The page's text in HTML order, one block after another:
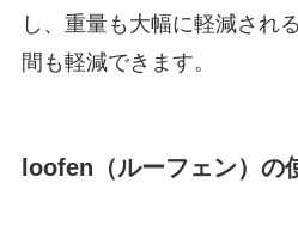
し、重量も大幅に軽減され
間も軽減できます。
loofen（ルーフェン）の